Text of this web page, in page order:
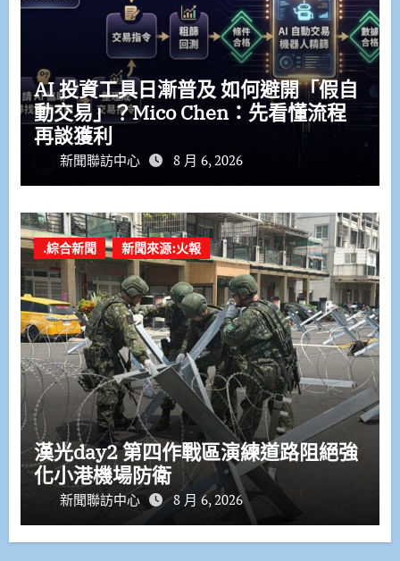
AI 投資工具日漸普及 如何避開「假自
動交易」？Mico Chen：先看懂流程
再談獲利
新聞聯訪中心 8 月 6, 2026
.綜合新聞 新聞來源:火報
漢光day2 第四作戰區演練道路阻絕強
化小港機場防衛
新聞聯訪中心 8 月 6, 2026